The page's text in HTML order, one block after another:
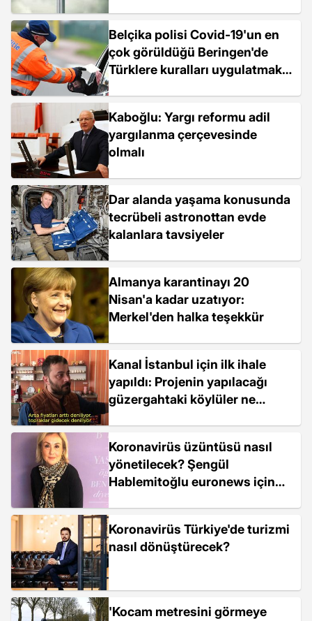
Belçika polisi Covid-19'un en
çok görüldüğü Beringen'de
Türklere kuralları uygulatmakta
Kaboğlu: Yargı reformu adil
yargılanma çerçevesinde
olmalı
Dar alanda yaşama konusunda
tecrübeli astronottan evde
kalanlara tavsiyeler
Almanya karantinayı 20
Nisan'a kadar uzatıyor:
Merkel'den halka teşekkür
Kanal İstanbul için ilk ihale
yapıldı: Projenin yapılacağı
güzergahtaki köylüler ne
Koronavirüs üzüntüsü nasıl
yönetilecek? Şengül
Hablemitoğlu euronews için
Koronavirüs Türkiye'de turizmi
nasıl dönüştürecek?
'Kocam metresini görmeye